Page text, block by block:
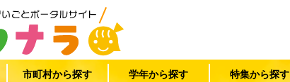
市町村から探す 学年から探す 特集から探す